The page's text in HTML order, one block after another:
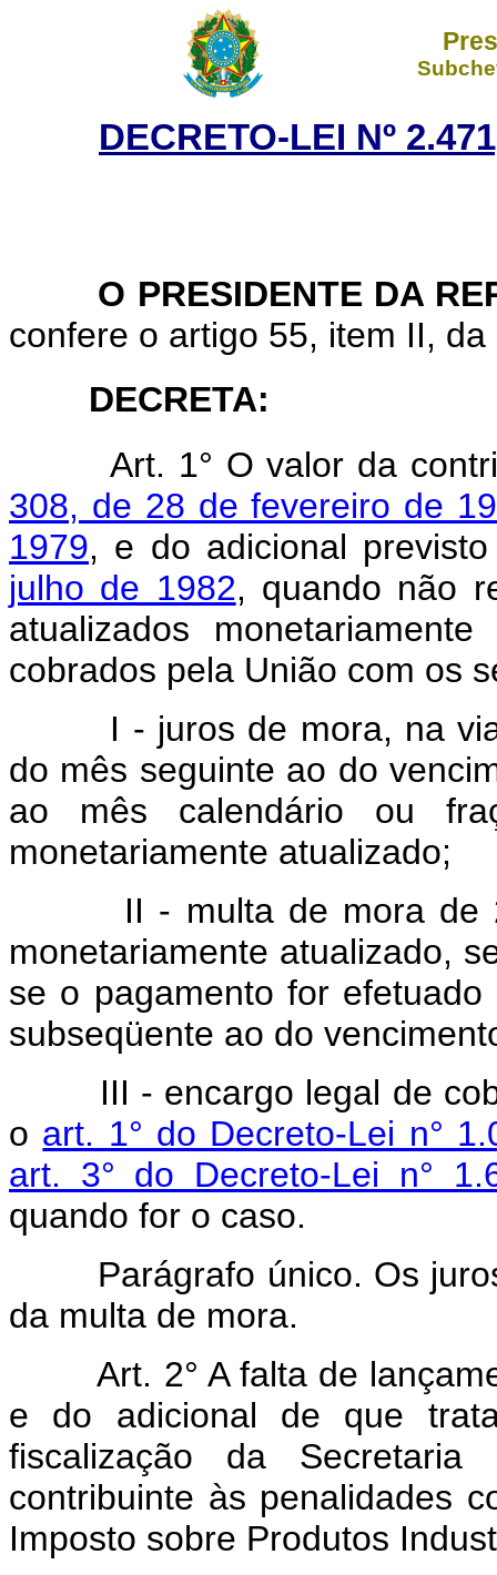
DECRETO-LEI Nº
O PRESIDENTE DA
confere o artigo 55, item II,
DECRETA:
Art. 1° O valor da
308, de 28 de fevereiro de
1979, e do adicional
julho de 1982, quando não
atualizados
cobrados pela União com os
I - juros de mora, na via
do mês seguinte ao do
ao mês calendário ou
monetariamente atualizado;
II - multa de mora de
monetariamente atualizado,
se o pagamento for
subseqüente ao do
III - encargo legal de
o art. 1° do Decreto-Lei n°
art. 3° do Decreto-Lei n°
quando for o caso.
Parágrafo único. Os juros
da multa de mora.
Art. 2° A falta de
e do adicional de que
fiscalização da
contribuinte às penalidades
Imposto sobre Produtos